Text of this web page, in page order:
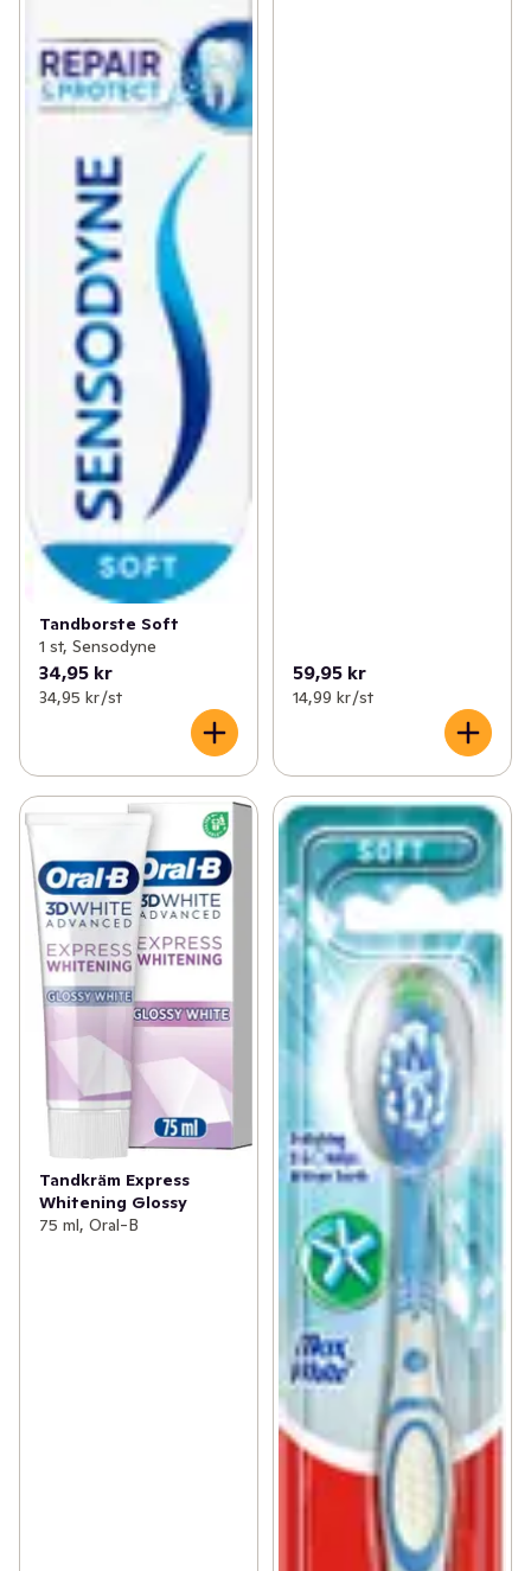
Tandborste Soft
1 st, Sensodyne
34,95 kr
34,95 kr /st
59,95 kr
14,99 kr /st
Tandkräm Express
Whitening Glossy
75 ml, Oral-B